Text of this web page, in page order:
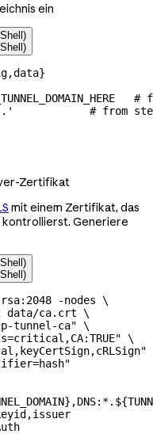
ein
#
# from
Zertifikat
mit einem Zertifikat, das
kontrollierst. Generiere
rsa:2048 -nodes \
data/ca.crt \
tunnel-ca" \
\
},DNS:*.${